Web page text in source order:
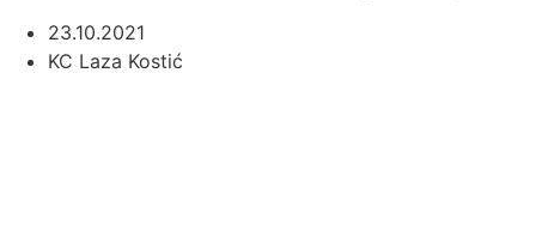
23.10.2021
KC Laza Kostić